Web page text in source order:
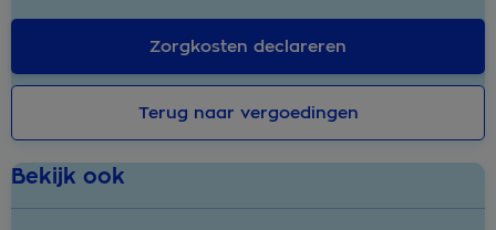
Zorgkosten declareren
Terug naar vergoedingen
Bekijk ook